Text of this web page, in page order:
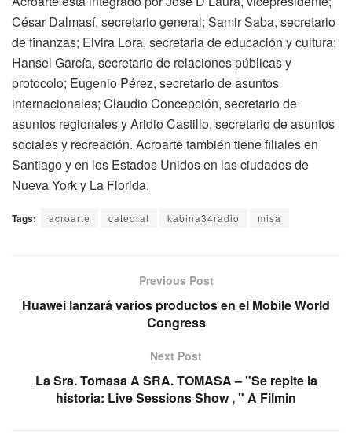
César Dalmasí, secretario general; Samir Saba, secretario
de finanzas; Elvira Lora, secretaria de educación y cultura;
Hansel García, secretario de relaciones públicas y
protocolo; Eugenio Pérez, secretario de asuntos
internacionales; Claudio Concepción, secretario de
asuntos regionales y Aridio Castillo, secretario de asuntos
sociales y recreación. Acroarte también tiene filiales en
Santiago y en los Estados Unidos en las ciudades de
Nueva York y La Florida.
Tags: acroarte catedral kabina34radio misa
Previous Post
Huawei lanzará varios productos en el Mobile World
Congress
Next Post
La Sra. Tomasa A SRA. TOMASA – "Se repite la
historia: Live Sessions Show , " A Filmin